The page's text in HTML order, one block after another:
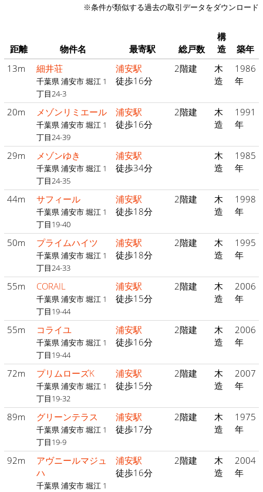
※条件が類似する過去の取引データをダウンロード
距離 物件名 最寄駅 総戸数
構
造
築年
13m
細井荘
千葉県 浦安市 堀江 1
丁目24-3
浦安駅
徒歩16分
2階建
木
造
1986
年
20m メゾンリミエール
千葉県 浦安市 堀江 1
丁目24-39
浦安駅
徒歩16分
2階建
木
造
1991
年
29m メゾンゆき
千葉県 浦安市 堀江 1
丁目24-35
浦安駅
徒歩34分
木
造
1985
年
44m サフィール
千葉県 浦安市 堀江 1
丁目19-40
浦安駅
徒歩18分
2階建
木
造
1998
年
50m プライムハイツ
千葉県 浦安市 堀江 1
丁目24-33
浦安駅
徒歩18分
2階建
木
造
1995
年
55m CORAIL
千葉県 浦安市 堀江 1
丁目19-44
浦安駅
徒歩15分
2階建
木
造
2006
年
55m コライユ
千葉県 浦安市 堀江 1
丁目19-44
浦安駅
徒歩16分
2階建
木
造
2006
年
72m プリムローズK
千葉県 浦安市 堀江 1
丁目19-32
浦安駅
徒歩15分
2階建
木
造
2007
年
89m グリーンテラス
千葉県 浦安市 堀江 1
丁目19-9
浦安駅
徒歩17分
2階建
木
造
1975
年
92m
アヴニールマジュ
ハ
千葉県 浦安市 堀江 1
浦安駅
徒歩16分
2階建
木
造
2004
年